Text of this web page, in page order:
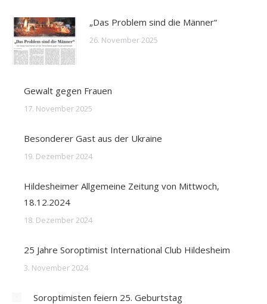
„Das Problem sind die Männer“
26. November 2025
Gewalt gegen Frauen
17. November 2025
Besonderer Gast aus der Ukraine
19. Dezember 2024
Hildesheimer Allgemeine Zeitung von Mittwoch,
18.12.2024
18. Dezember 2024
25 Jahre Soroptimist International Club Hildesheim
3. November 2024
Soroptimisten feiern 25. Geburtstag